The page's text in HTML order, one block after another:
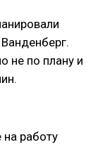
не по плану и
работу